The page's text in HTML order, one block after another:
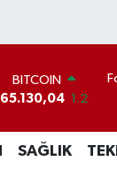
BITCOIN
65.130,04 1.2
47,7106 0.17
EURO
SAĞLIK